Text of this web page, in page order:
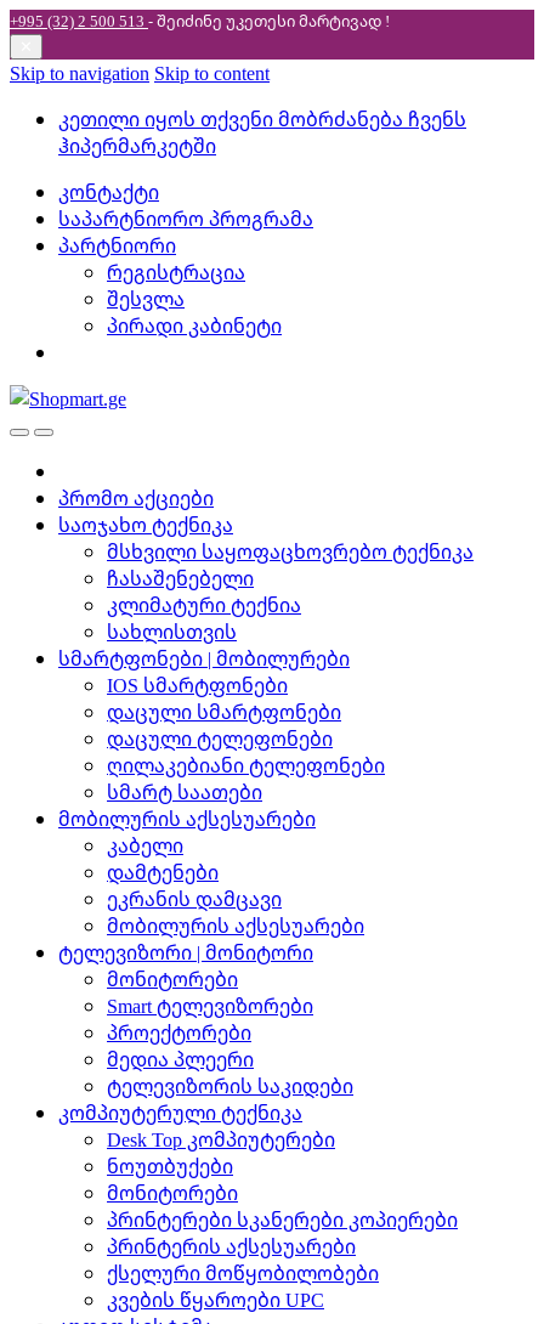
+995 (32) 2 500 513 - შეიძინე უკეთესიმარტივად !
Skip to navigation Skip to content
კეთილი იყოს თქვენი მობრძანება ჩვენს
ჰიპერმარკეტში
კონტაქტი
საპარტნიორო პროგრამა
პარტნიორი
რეგისტრაცია
შესვლა
პირადი კაბინეტი
პრომო აქციები
საოჯახო ტექნიკა
მსხვილი საყოფაცხოვრებო ტექნიკა
ჩასაშენებელი
კლიმატური ტექნია
სახლისთვის
სმარტფონები | მობილურები
IOS სმარტფონები
დაცული სმარტფონები
დაცული ტელეფონები
ღილაკებიანი ტელეფონები
სმარტ საათები
მობილურის აქსესუარები
კაბელი
დამტენები
ეკრანის დამცავი
მობილურის აქსესუარები
ტელევიზორი | მონიტორი
მონიტორები
Smart ტელევიზორები
პროექტორები
მედია პლეერი
ტელევიზორის საკიდები
კომპიუტერული ტექნიკა
Desk Top კომპიუტერები
ნოუთბუქები
მონიტორები
პრინტერები სკანერები კოპიერები
პრინტერის აქსესუარები
ქსელური მოწყობილობები
კვების წყაროები UPC